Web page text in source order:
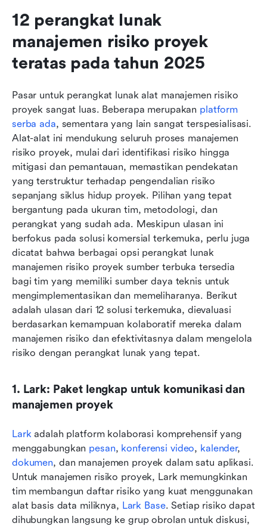
12 perangkat lunak
manajemen risiko proyek
teratas pada tahun 2025
Pasar untuk perangkat lunak alat manajemen risiko
proyek sangat luas. Beberapa merupakan platform
serba ada, sementara yang lain sangat terspesialisasi.
Alat-alat ini mendukung seluruh proses manajemen
risiko proyek, mulai dari identifikasi risiko hingga
mitigasi dan pemantauan, memastikan pendekatan
yang terstruktur terhadap pengendalian risiko
sepanjang siklus hidup proyek. Pilihan yang tepat
bergantung pada ukuran tim, metodologi, dan
perangkat yang sudah ada. Meskipun ulasan ini
berfokus pada solusi komersial terkemuka, perlu juga
dicatat bahwa berbagai opsi perangkat lunak
manajemen risiko proyek sumber terbuka tersedia
bagi tim yang memiliki sumber daya teknis untuk
mengimplementasikan dan memeliharanya. Berikut
adalah ulasan dari 12 solusi terkemuka, dievaluasi
berdasarkan kemampuan kolaboratif mereka dalam
manajemen risiko dan efektivitasnya dalam mengelola
risiko dengan perangkat lunak yang tepat.
1. Lark: Paket lengkap untuk komunikasi dan
manajemen proyek
Lark adalah platform kolaborasi komprehensif yang
menggabungkan pesan, konferensi video, kalender
dokumen, dan manajemen proyek dalam satu aplikasi.
Untuk manajemen risiko proyek, Lark memungkinkan
tim membangun daftar risiko yang kuat menggunakan
alat basis data miliknya, Lark Base. Setiap risiko dapat
dihubungkan langsung ke grup obrolan untuk diskusi,